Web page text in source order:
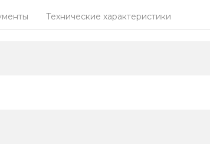
Технические характеристики